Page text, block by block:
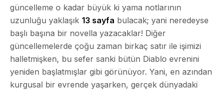
güncelleme o kadar büyük ki yama notlarının
uzunluğu yaklaşık 13 sayfa bulacak; yani neredeyse
başlı başına bir novella yazacaklar! Diğer
güncellemelerde çoğu zaman birkaç satır ile işimizi
halletmişken, bu sefer sanki bütün Diablo evrenini
yeniden başlatmışlar gibi görünüyor. Yani, en azından
kurgusal bir evrende yaşarken, gerçek dünyadaki